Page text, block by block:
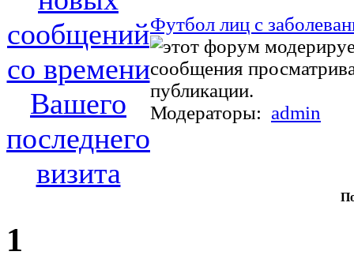
Футбол лиц с
Модераторы: admin
1